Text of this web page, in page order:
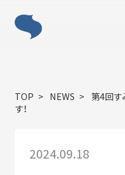
TOP NEWS
第4回す
す！
2024.09.18